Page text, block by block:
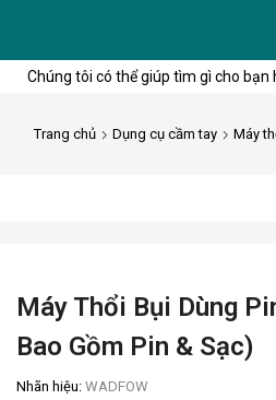
kiếm
Trang chủ Dụng cụ cầm tay Máy
Máy Thổi Bụi Dùng
Bao Gồm Pin & Sạc)
Nhãn hiệu: WADFOW